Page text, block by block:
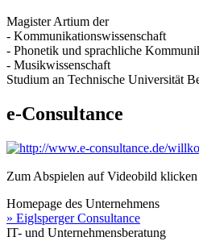
Magister Artium der
- Kommunikationswissenschaft
- Phonetik und sprachliche
- Musikwissenschaft
Studium an Technische Universität
e-Consultance
Zum Abspielen auf Videobild klicken
Homepage des Unternehmens
» Eiglsperger Consultance
IT- und Unternehmensberatung